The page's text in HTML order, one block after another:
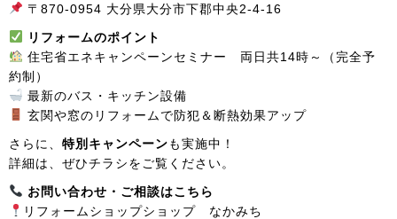
〒870-0954 大分県大分市下郡中央2-4-16
リフォームのポイント
住宅省エネキャンペーンセミナー 両日共14時～（完全予
約制）
最新のバス・キッチン設備
玄関や窓のリフォームで防犯＆断熱効果アップ
さらに、 特別キャンペーンも実施中！
詳細は、ぜひチラシをご覧ください。
お問い合わせ・ご相談はこちら
リフォームショップショップ なかみち